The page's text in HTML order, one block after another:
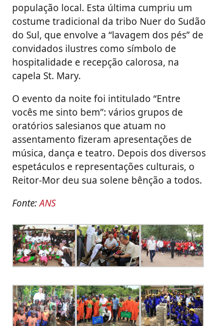
população local. Esta última cumpriu um
costume tradicional da tribo Nuer do Sudão
do Sul, que envolve a “lavagem dos pés” de
convidados ilustres como símbolo de
hospitalidade e recepção calorosa, na
capela St. Mary.
O evento da noite foi intitulado “Entre
vocês me sinto bem”: vários grupos de
oratórios salesianos que atuam no
assentamento fizeram apresentações de
música, dança e teatro. Depois dos diversos
espetáculos e representações culturais, o
Reitor-Mor deu sua solene bênção a todos.
Fonte:ANS